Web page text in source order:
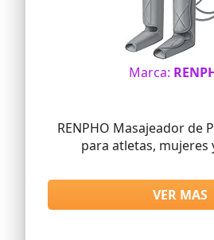
Marca:
RENPHO Masajeador de
para atletas, mujeres
VER MAS